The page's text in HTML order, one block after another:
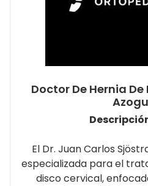
Doctor De Hernia
El Dr. Juan Carlos
especializada para el
disco cervical,